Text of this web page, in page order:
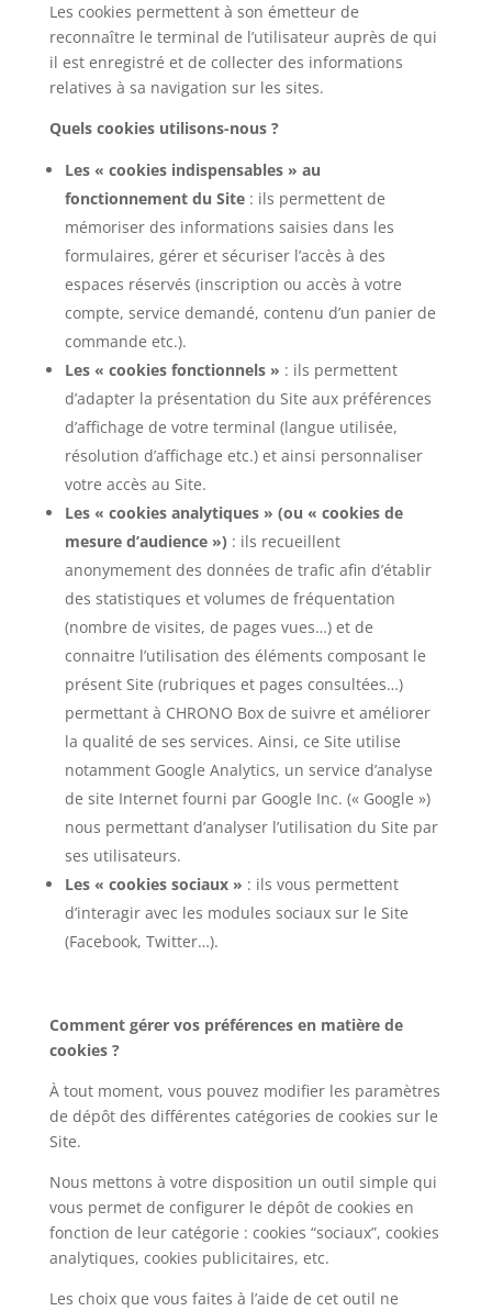
Les cookies permettent à son émetteur de
reconnaître le terminal de l’utilisateur auprès de qui
il est enregistré et de collecter des informations
relatives à sa navigation sur les sites.
Quels cookies utilisons-nous ?
Les « cookies indispensables » au
fonctionnement du Site: ils permettent de
mémoriser des informations saisies dans les
formulaires, gérer et sécuriser l’accès à des
espaces réservés (inscription ou accès à votre
compte, service demandé, contenu d’un panier de
commande etc.).
Les « cookies fonctionnels » : ils permettent
d’adapter la présentation du Site aux préférences
d’affichage de votre terminal (langue utilisée,
résolution d’affichage etc.) et ainsi personnaliser
votre accès au Site.
Les « cookies analytiques » (ou « cookies de
mesure d’audience ») : ils recueillent
anonymement des données de trafic afin d’établir
des statistiques et volumes de fréquentation
(nombre de visites, de pages vues…) et de
connaitre l’utilisation des éléments composant le
présent Site (rubriques et pages consultées…)
permettant à CHRONO Boxde suivre et améliorer
la qualité de ses services. Ainsi, ce Site utilise
notamment Google Analytics, un service d’analyse
de site Internet fourni par Google Inc. (« Google »)
nous permettant d’analyser l’utilisation du Site par
ses utilisateurs.
Les « cookies sociaux » : ils vous permettent
d’interagir avec les modules sociaux sur le Site
(Facebook, Twitter…).
Comment gérer vos préférences en matière de
cookies ?
À tout moment, vous pouvez modifier les paramètres
de dépôt des différentes catégories de cookies sur le
Site.
Nous mettons à votre disposition un outil simple qui
vous permet de configurer le dépôt de cookies en
fonction de leur catégorie : cookies “sociaux”, cookies
analytiques, cookies publicitaires, etc.
Les choix que vous faites à l’aide de cet outil ne